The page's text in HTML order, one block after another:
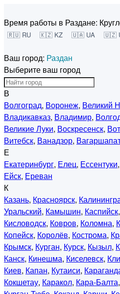
Время работы в Раздане:
🇷🇺 RU 🇰🇿 KZ 🇺🇦 UA 🇺🇿
Ваш город: Раздан
Выберите ваш город
В
Волгоград, Воронеж, Великий
Владикавказ, Владимир,
Великие Луки, Воскресенск,
Витебск, Ванадзор,
Е
Екатеринбург, Елец, Ессентуки,
Ейск, Ереван
К
Казань, Красноярск,
Уральский, Камышин, Каспийск,
Кисловодск, Ковров, Коломна,
Копейск, Королёв, Кострома,
Крымск, Курган, Курск, Кызыл,
Канск, Кинешма, Киселевск,
Киев, Капан, Кутаиси,
Кокшетау, Каракол, Кара-Балта,